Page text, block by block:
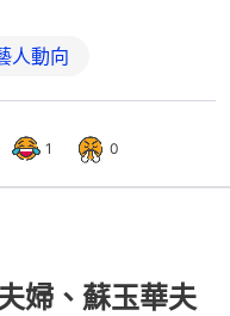
人動向
1 0
婦、蘇玉華夫